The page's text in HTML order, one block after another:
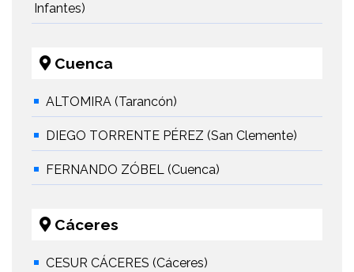
Infantes)
Cuenca
ALTOMIRA (Tarancón)
DIEGO TORRENTE PÉREZ (San Clemente)
FERNANDO ZÓBEL (Cuenca)
Cáceres
CESUR CÁCERES (Cáceres)